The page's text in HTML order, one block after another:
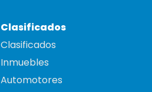
Clasificados
Clasificados
Inmuebles
Automotores